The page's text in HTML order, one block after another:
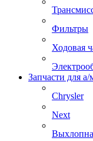
Фильтры
Ходовая
Запчасти для
Chrysler
Next